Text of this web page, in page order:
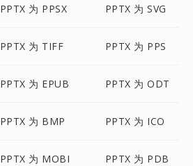
PPTX 为 PPSX PPTX 为 SVG
PPTX 为 TIFF PPTX 为 PPS
PPTX 为 EPUB PPTX 为 ODT
PPTX 为 BMP PPTX 为 ICO
PPTX 为 MOBI PPTX 为 PDB